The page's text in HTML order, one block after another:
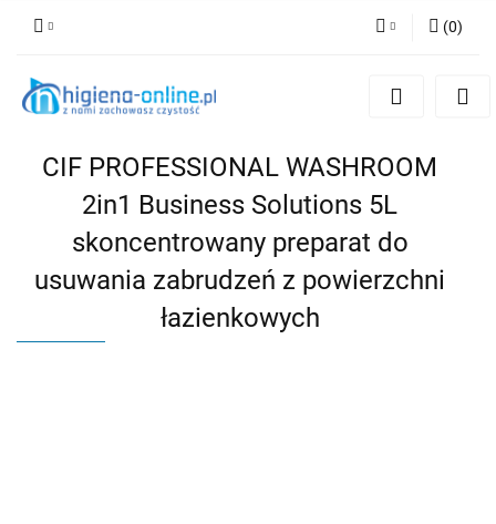
Zaloguj się
(0)
CIF PROFESSIONAL WASHROOM
2in1 Business Solutions 5L
skoncentrowany preparat do
usuwania zabrudzeń z powierzchni
łazienkowych